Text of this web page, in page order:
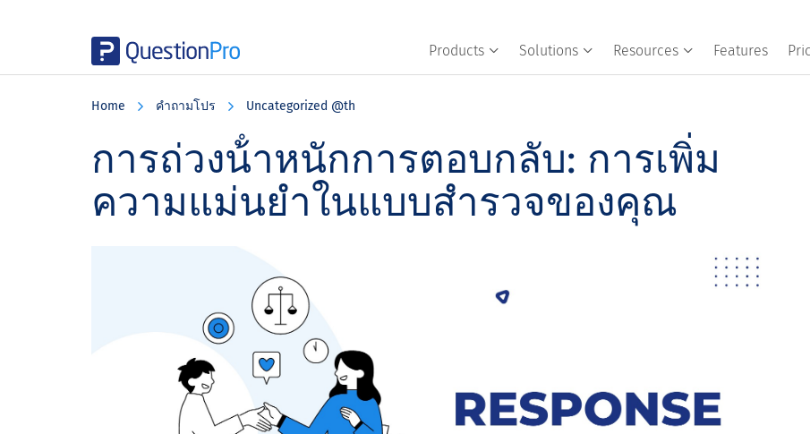
Products Solutions Resources Features
Home คําถามโปร Uncategorized @th
การถ่วงน้ําหนักการตอบกลับ: การเพิ่ม
ความแม่นยําในแบบสํารวจของคุณ